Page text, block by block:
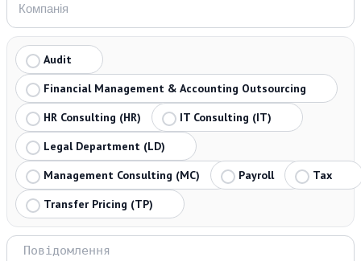
Audit
Financial Management & Accounting Outsourcing
HR Consulting (HR)
IT Consulting (IT)
Legal Department (LD)
Management Consulting (MC)
Payroll
Tax
Transfer Pricing (TP)